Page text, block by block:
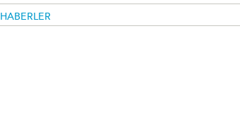
HABERLER